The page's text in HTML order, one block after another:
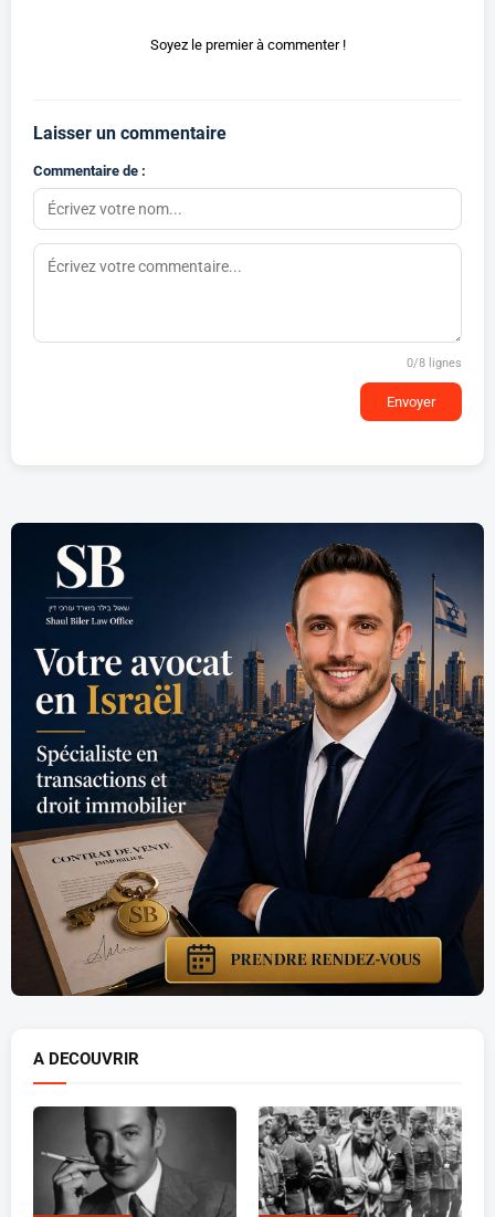
Soyez le premier à commenter !
Laisser un commentaire
Commentaire de :
0/8 lignes
Envoyer
A DECOUVRIR